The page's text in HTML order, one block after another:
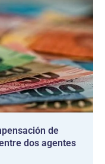
de
dos agentes